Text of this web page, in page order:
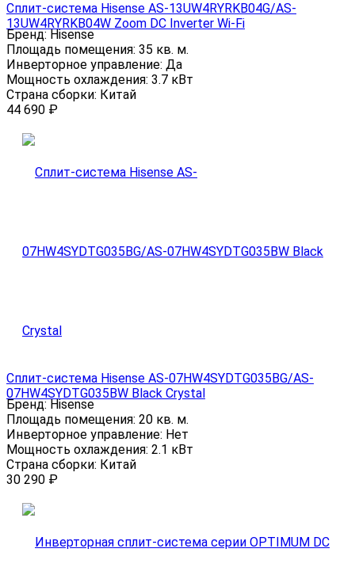
Сплит-система Hisense AS-13UW4RYRKB04G/AS-
13UW4RYRKB04W Zoom DC Inverter Wi-Fi
Бренд: Hisense
Площадь помещения: 35 кв. м.
Инверторное управление: Да
Мощность охлаждения: 3.7 кВт
Страна сборки: Китай
44 690 ₽
Сплит-система Hisense AS-07HW4SYDTG035ВG/AS-
07HW4SYDTG035ВW Black Crystal
Бренд: Hisense
Площадь помещения: 20 кв. м.
Инверторное управление: Нет
Мощность охлаждения: 2.1 кВт
Страна сборки: Китай
30 290 ₽